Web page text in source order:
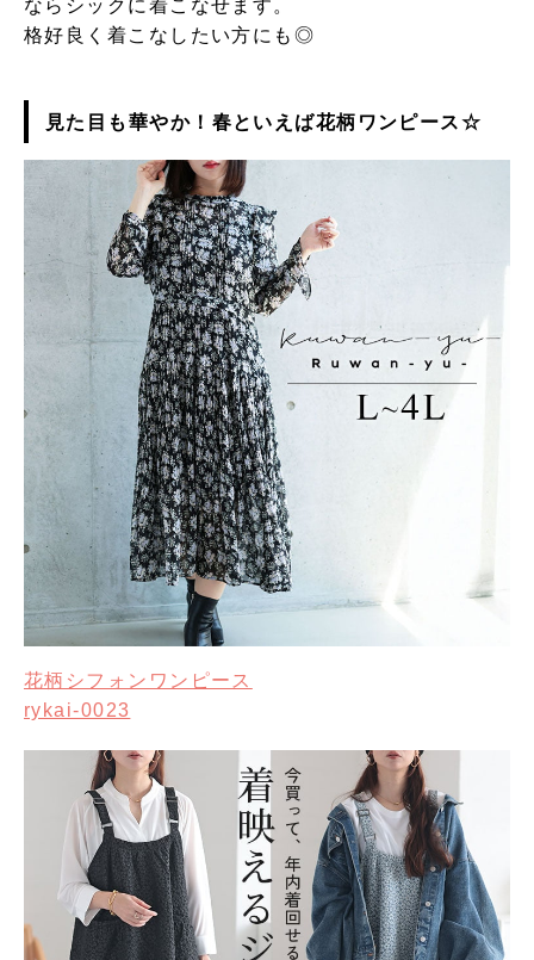
ならシックに着こなせます。
格好良く着こなしたい方にも◎
見た目も華やか！春といえば花柄ワンピース☆
花柄シフォンワンピース
rykai-0023